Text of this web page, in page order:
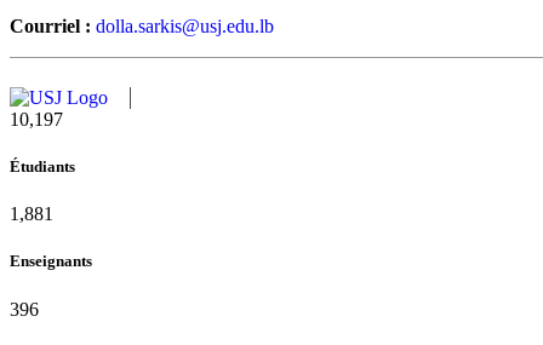
Courriel : dolla.sarkis@usj.edu.lb
11,433
Étudiants
2,109
Enseignants
437